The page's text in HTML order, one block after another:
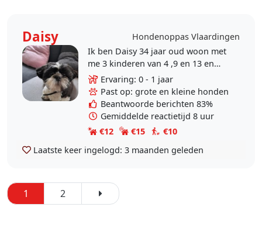
Daisy
Hondenoppas Vlaardingen
Ik ben Daisy 34 jaar oud woon met
me 3 kinderen van 4 ,9 en 13 en
onze hond Noortje ( shitzu), 2
kattten en ons konijn in
Vlaardingen. Ik heb de..
Ervaring: 0 - 1 jaar
Past op: grote en kleine honden
Beantwoorde berichten 83%
Gemiddelde reactietijd 8 uur
€12
€15
€10
Laatste keer ingelogd: 3 maanden geleden
1 2